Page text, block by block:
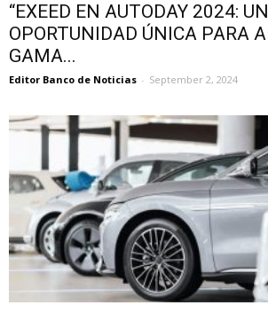
“EXEED EN AUTODAY 2024:
OPORTUNIDAD ÚNICA PARA
GAMA...
Editor Banco de Noticias - September 2, 2024